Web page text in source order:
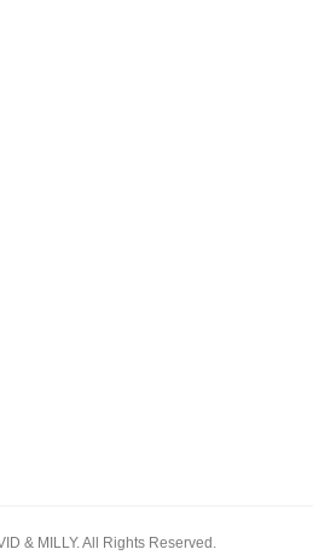
& MILLY. All Rights Reserved.